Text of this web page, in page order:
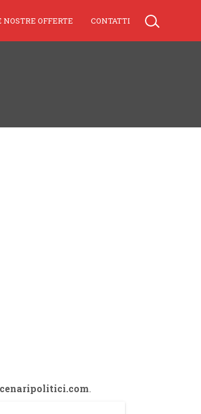
NOSTRE OFFERTE CONTATTI
.